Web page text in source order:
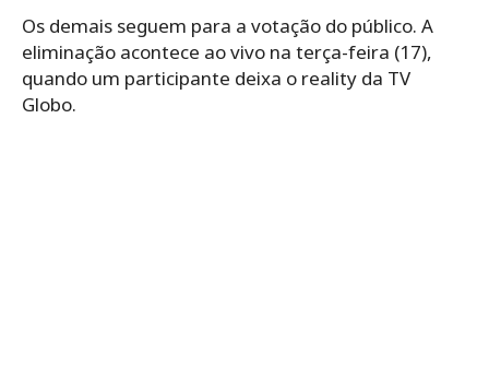
Os demais seguem para a votação do público. A
eliminação acontece ao vivo na terça-feira (17),
quando um participante deixa o reality da TV
Globo.